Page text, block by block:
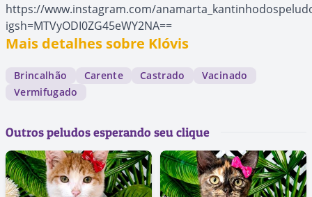
https://www.instagram.com/
igsh=MTVyODI0ZG45eWY2NA==
Mais detalhes sobre Klóvis
Brincalhão Carente Castrado
Vacinado
Vermifugado
Outros peludos esperando seu clique